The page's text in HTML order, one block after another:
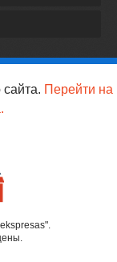
Перейти на